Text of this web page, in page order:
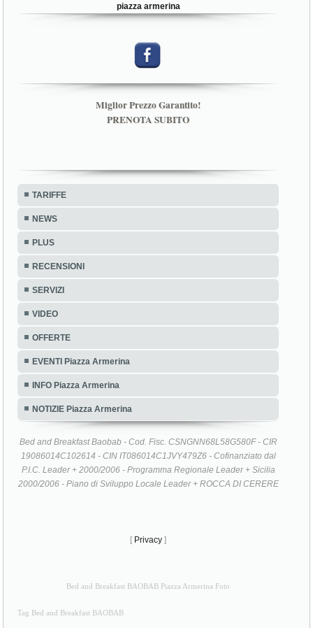
piazza armerina
Miglior Prezzo Garantito!
PRENOTA SUBITO
TARIFFE
NEWS
PLUS
RECENSIONI
SERVIZI
VIDEO
OFFERTE
EVENTI Piazza Armerina
INFO Piazza Armerina
NOTIZIE Piazza Armerina
Bed and Breakfast Baobab - Cod. Fisc. CSNGNN68L58G580F - CIR
19086014C102614 - CIN IT086014C1JVY479Z6 - Cofinanziato dal
P.I.C. Leader + 2000/2006 - Programma Regionale Leader + Sicilia
2000/2006 - Piano di Sviluppo Locale Leader + ROCCA DI CERERE
[ Privacy ]
Bed and Breakfast BAOBAB Piazza Armerina Foto
Tag Bed and Breakfast BAOBAB